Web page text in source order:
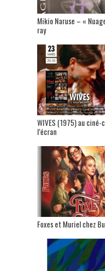
Mikio Naruse – «
ray
WIVES (1975) au
l’écran
Foxes et Muriel chez